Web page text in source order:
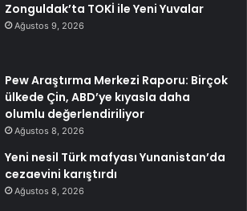
Zonguldak’ta TOKİ ile Yeni Yuvalar
Ağustos 9, 2026
Pew Araştırma Merkezi Raporu: Birçok
ülkede Çin, ABD’ye kıyasla daha
olumlu değerlendiriliyor
Ağustos 8, 2026
Yeni nesil Türk mafyası Yunanistan’da
cezaevini karıştırdı
Ağustos 8, 2026